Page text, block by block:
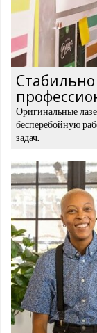
Оригинальные
бесперебойную
задач.